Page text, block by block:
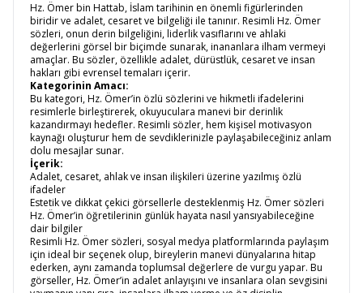
Hz. Ömer bin Hattab, İslam tarihinin en önemli figürlerinden
biridir ve adalet, cesaret ve bilgeliği ile tanınır. Resimli Hz. Ömer
sözleri, onun derin bilgeliğini, liderlik vasıflarını ve ahlaki
değerlerini görsel bir biçimde sunarak, inananlara ilham vermeyi
amaçlar. Bu sözler, özellikle adalet, dürüstlük, cesaret ve insan
hakları gibi evrensel temaları içerir.
Kategorinin Amacı:
Bu kategori, Hz. Ömer’in özlü sözlerini ve hikmetli ifadelerini
resimlerle birleştirerek, okuyuculara manevi bir derinlik
kazandırmayı hedefler. Resimli sözler, hem kişisel motivasyon
kaynağı oluşturur hem de sevdiklerinizle paylaşabileceğiniz anlam
dolu mesajlar sunar.
İçerik:
Adalet, cesaret, ahlak ve insan ilişkileri üzerine yazılmış özlü
ifadeler
Estetik ve dikkat çekici görsellerle desteklenmiş Hz. Ömer sözleri
Hz. Ömer’in öğretilerinin günlük hayata nasıl yansıyabileceğine
dair bilgiler
Resimli Hz. Ömer sözleri, sosyal medya platformlarında paylaşım
için ideal bir seçenek olup, bireylerin manevi dünyalarına hitap
ederken, aynı zamanda toplumsal değerlere de vurgu yapar. Bu
görseller, Hz. Ömer’in adalet anlayışını ve insanlara olan sevgisini